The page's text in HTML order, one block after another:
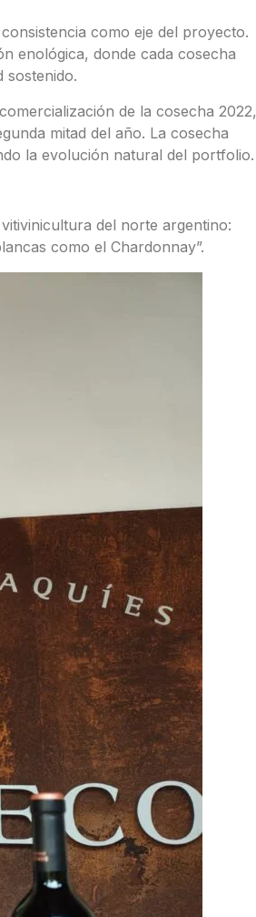
como eje del proyecto.
enológica, donde cada cosecha
sostenido.
de la cosecha 2022,
mitad del año. La cosecha
la evolución natural del portfolio.
del norte argentino:
como el Chardonnay”.